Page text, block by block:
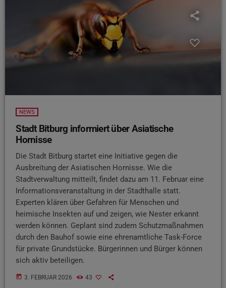
NEWS
Stadt Bitburg informiert über Asiatische
Hornisse
Die Stadt Bitburg startet eine Initiative gegen die
Ausbreitung der Asiatischen Hornisse. Wie die
Stadtverwaltung mitteilt, findet dazu am 11. Februar eine
Informationsveranstaltung in der Stadthalle statt.
Experten klären über Gefahren für Menschen und
heimische Insekten auf und zeigen, wie Nester erkannt
werden können. Geplant sind zudem Schutzmaßnahmen
durch den Bauhof sowie eine ehrenamtliche Task-Force
für private Grundstücke. Bürgerinnen und Bürger können
sich aktiv beteiligen.
today 3. FEBRUAR 2026 43